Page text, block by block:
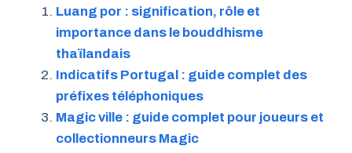
Luang por : signification, rôle et
importance dans le bouddhisme
thaïlandais
Indicatifs Portugal : guide complet des
préfixes téléphoniques
Magic ville : guide complet pour joueurs et
collectionneurs Magic